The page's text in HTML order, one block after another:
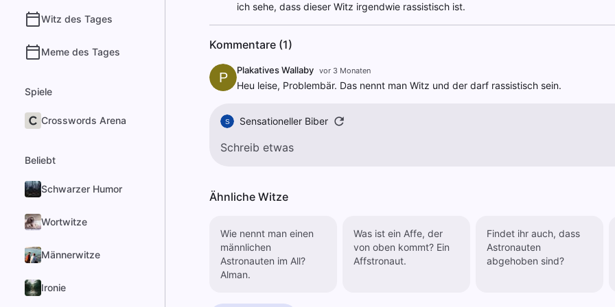
Witz des Tages
Meme des Tages
Spiele
Crosswords Arena
Beliebt
Schwarzer Humor
Wortwitze
Männerwitze
Ironie
ich sehe, dass dieser Witz irgendwie rassistisch ist.
Kommentare (1)
P Plakatives Wallaby vor 3 Monaten
Heu leise, Problembär. Das nennt man Witz und der darf rassistisch sein.
S Sensationeller Biber
Ähnliche Witze
Wie nennt man einen
männlichen
Astronauten im All?
Alman.
Was ist ein Affe, der
von oben kommt? Ein
Affstronaut.
Findet ihr auch, dass
Astronauten
abgehoben sind?